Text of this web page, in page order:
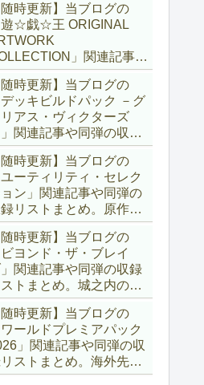
随時更新】当ブログの
遊☆戯☆王 ORIGINAL
」関連記事や
の収録リストまとめ。
ンガスタイルとオーバー
レームに焦点を当てた新
品！！また、原作のモン
ターもリメイクされてい
す！！【遊戯王OCG】
随時更新】当ブログの
デッキビルドパック －グ
リアス・ヴィクターズ
」関連記事や同弾の収録
トまとめ。効果を持た
い古のモンスターを使役
る儀式テーマ「セネト」
加え、「レイズ・ムー
や「異解△」も登
！！【遊戯王OCG】
随時更新】当ブログの
ユーティリティ・セレク
ョン」関連記事や同弾の
リストまとめ。原作の
ーンや懐かしの人気モ
スターをイメージした新
カードが多数登場！！ま
、「ドミナス」などの豪
再録にも注目ですね～。
遊戯王OCG】
随時更新】当ブログの
ビヨンド・ザ・ブレイ
関連記事や同弾の収録
ストまとめ。城之内のカ
たちが『時の黒魔術
』関連となってリメイ
！！さらに、「Ｄ－ＨＥ
」の『幽獄の時計塔』
望のリメイクです！！
随時更新】当ブログの
ワールドプレミアパック
」関連記事や同弾の収
ストまとめ。海外先行
ドが例年より早く来